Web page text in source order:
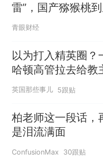
雷”，国产猕猴桃
坑了？
青眼财经
以为打入精英圈？
哈顿高管拉去给教
刷墙，真·被卖了还
英国那些事儿 5跟贴
柏老师这一段话，
是泪流满面
ConfusionMax 30跟贴